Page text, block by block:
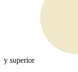
y superior